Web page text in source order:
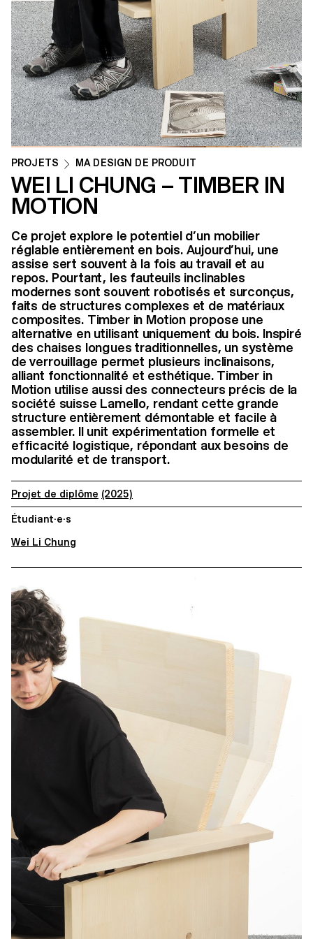
PROJETS MA DESIGN DE PRODUIT
WEI LI CHUNG – TIMBER IN
MOTION
Ce projet explore le potentiel d’un mobilier
réglable entièrement en bois. Aujourd’hui, une
assise sert souvent à la fois au travail et au
repos. Pourtant, les fauteuils inclinables
modernes sont souvent robotisés et surconçus,
faits de structures complexes et de matériaux
composites. Timber in Motion propose une
alternative en utilisant uniquement du bois. Inspiré
des chaises longues traditionnelles, un système
de verrouillage permet plusieurs inclinaisons,
alliant fonctionnalité et esthétique. Timber in
Motion utilise aussi des connecteurs précis de la
société suisse Lamello, rendant cette grande
structure entièrement démontable et facile à
assembler. Il unit expérimentation formelle et
efficacité logistique, répondant aux besoins de
modularité et de transport.
Projet de diplôme (2025)
Étudiant·e·s
Wei Li Chung